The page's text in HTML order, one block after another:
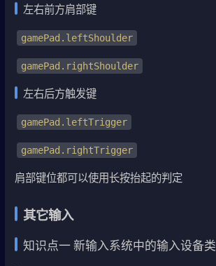
左右前方肩部键
gamePad.leftShoulder
gamePad.rightShoulder
左右后方触发键
gamePad.leftTrigger
gamePad.rightTrigger
肩部键位都可以使用长按抬起的判定
其它输入
知识点一 新输入系统中的输入设备类